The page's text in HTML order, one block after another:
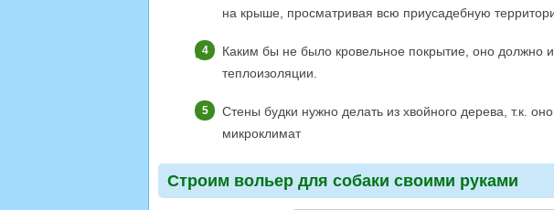
на крыше, просматривая всю приусадебную
Каким бы не было кровельное покрытие, оно должно
теплоизоляции.
Стены будки нужно делать из хвойного дерева, т.к.
микроклимат
Строим вольер для собаки своими руками